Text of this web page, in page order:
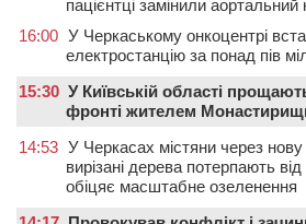
пацієнтці замінили аортальний
16:00 У Черкаському онкоцентрі
електростанцію за понад пів
15:30 У Київській області
фронті жителем
14:53 У Черкасах містяни через нову
вирізані дерева потерпають
обіцяє масштабне озеленення